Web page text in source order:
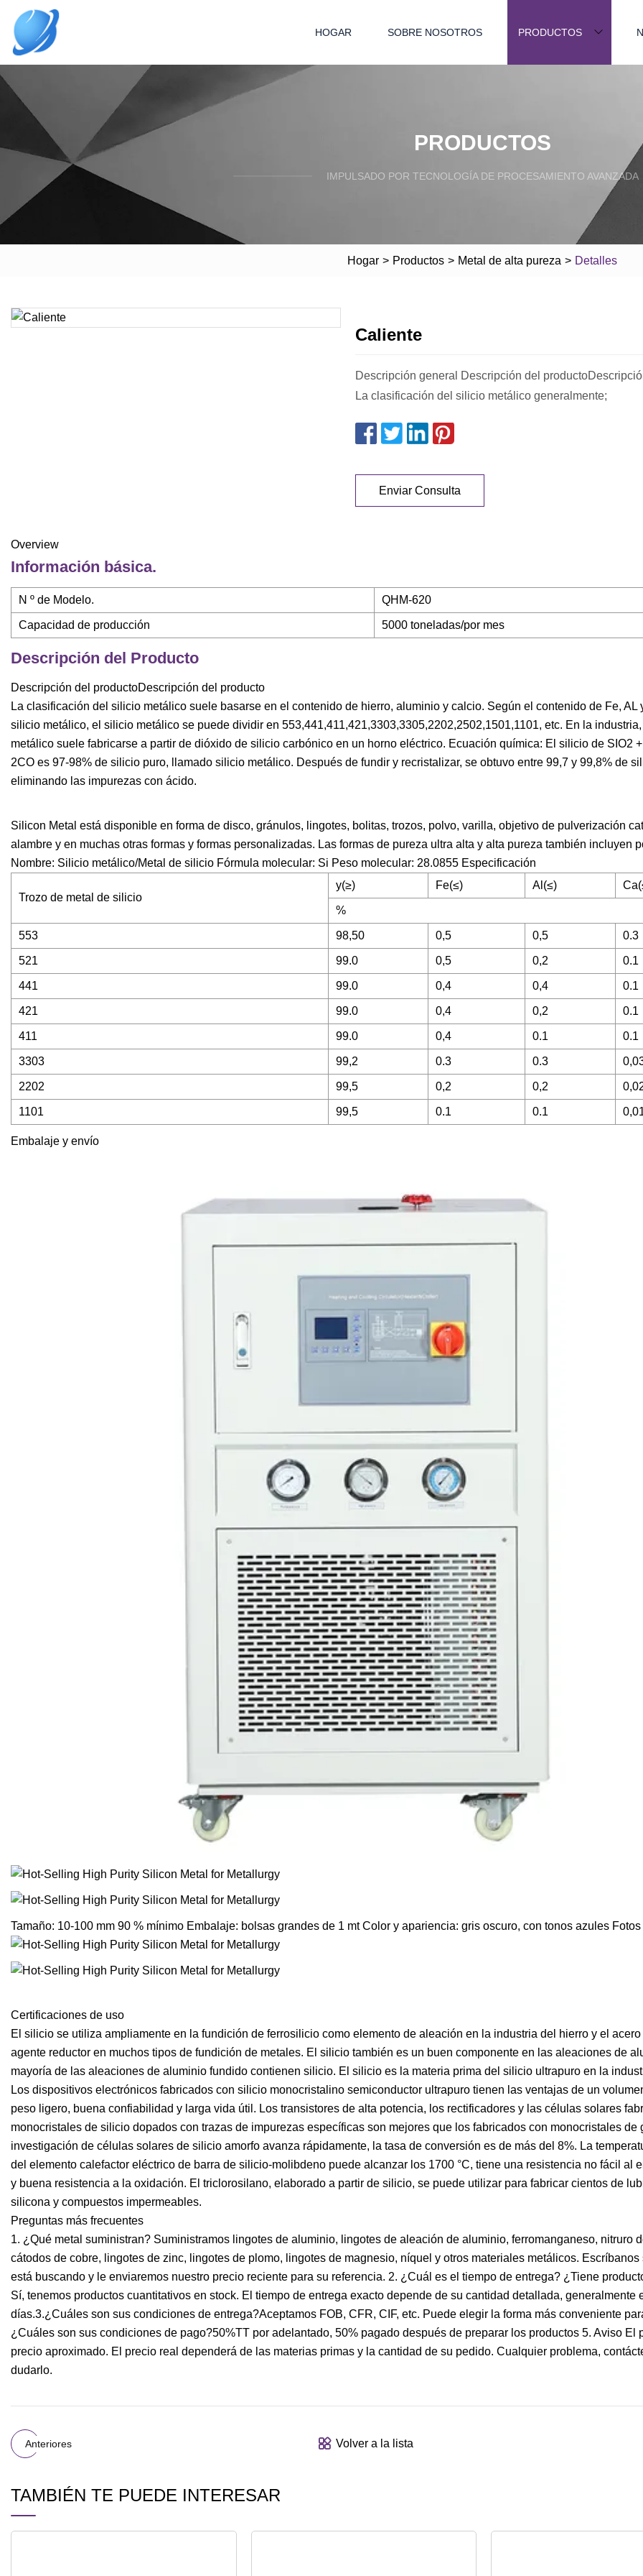
HOGAR SOBRE NOSOTROS PRODUCTOS
PRODUCTOS
IMPULSADO POR TECNOLOGÍA DE PROCESAMIENTO AVANZADA
Hogar > Productos > Metal de alta pureza > Detalles
Caliente
Descripción general Descripción del
La clasificación del silicio metálico generalmente;
Enviar Consulta
Overview
Información básica.
N º de Modelo. QHM-620
Capacidad de producción 5000 toneladas/por mes
Descripción del Producto
Descripción del productoDescripción del producto
La clasificación del silicio metálico suele basarse en el contenido de hierro, aluminio y calcio. Según el contenido de Fe, AL
silicio metálico, el silicio metálico se puede dividir en 553,441,411,421,3303,3305,2202,2502,1501,1101, etc. En la
metálico suele fabricarse a partir de dióxido de silicio carbónico en un horno eléctrico. Ecuación química: El silicio de SIO2
2CO es 97-98% de silicio puro, llamado silicio metálico. Después de fundir y recristalizar, se obtuvo entre 99,7 y 99,8% de
eliminando las impurezas con ácido.
Silicon Metal está disponible en forma de disco, gránulos, lingotes, bolitas, trozos, polvo, varilla, objetivo de pulverización
alambre y en muchas otras formas y formas personalizadas. Las formas de pureza ultra alta y alta pureza también incluyen
Nombre: Silicio metálico/Metal de silicio Fórmula molecular: Si Peso molecular: 28.0855 Especificación
Trozo de metal de silicio
y(≥) Fe(≤) Al(≤)
%
553 98,50 0,5 0,5 0.3
521 99.0 0,5 0,2 0.1
441 99.0 0,4 0,4 0.1
421 99.0 0,4 0,2 0.1
411 99.0 0,4 0.1 0.1
3303 99,2 0.3 0.3
2202 99,5 0,2 0,2
1101 99,5 0.1 0.1
Embalaje y envío
Tamaño: 10-100 mm 90 % mínimo Embalaje: bolsas grandes de 1 mt Color y apariencia: gris oscuro, con tonos azules
Certificaciones de uso
El silicio se utiliza ampliamente en la fundición de ferrosilicio como elemento de aleación en la industria del hierro y el acero
agente reductor en muchos tipos de fundición de metales. El silicio también es un buen componente en las aleaciones de
mayoría de las aleaciones de aluminio fundido contienen silicio. El silicio es la materia prima del silicio ultrapuro en la
Los dispositivos electrónicos fabricados con silicio monocristalino semiconductor ultrapuro tienen las ventajas de un
peso ligero, buena confiabilidad y larga vida útil. Los transistores de alta potencia, los rectificadores y las células solares
monocristales de silicio dopados con trazas de impurezas específicas son mejores que los fabricados con monocristales de
investigación de células solares de silicio amorfo avanza rápidamente, la tasa de conversión es de más del 8%. La
del elemento calefactor eléctrico de barra de silicio-molibdeno puede alcanzar los 1700 °C, tiene una resistencia no fácil al
y buena resistencia a la oxidación. El triclorosilano, elaborado a partir de silicio, se puede utilizar para fabricar cientos de
silicona y compuestos impermeables.
Preguntas más frecuentes
1. ¿Qué metal suministran? Suministramos lingotes de aluminio, lingotes de aleación de aluminio, ferromanganeso, nitruro
cátodos de cobre, lingotes de zinc, lingotes de plomo, lingotes de magnesio, níquel y otros materiales metálicos. Escríbanos
está buscando y le enviaremos nuestro precio reciente para su referencia. 2. ¿Cuál es el tiempo de entrega? ¿Tiene
Sí, tenemos productos cuantitativos en stock. El tiempo de entrega exacto depende de su cantidad detallada, generalmente
días.3.¿Cuáles son sus condiciones de entrega?Aceptamos FOB, CFR, CIF, etc. Puede elegir la forma más conveniente
¿Cuáles son sus condiciones de pago?50%TT por adelantado, 50% pagado después de preparar los productos 5. Aviso El
precio aproximado. El precio real dependerá de las materias primas y la cantidad de su pedido. Cualquier problema,
dudarlo.
Anteriores Volver a la lista
TAMBIÉN TE PUEDE INTERESAR